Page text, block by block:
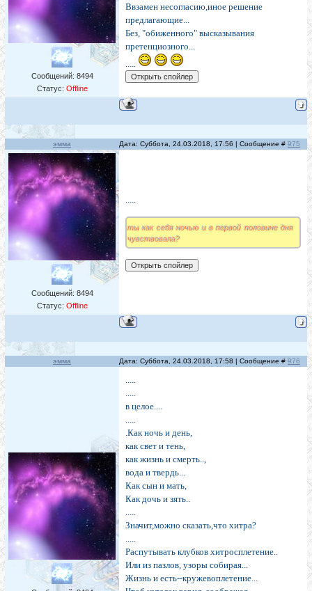
Сообщений: 8494
Статус: Offline
Ввзамен несогласию,иное решение
предлагающие...
Без, "обиженного" высказывания
претенциозного...
.....
эмма Дата: Суббота, 24.03.2018, 17:56 | Сообщение # 975
Сообщений: 8494
Статус: Offline
.....
ты как себя ночью и в первой половине дня
чувствовала?
эмма Дата: Суббота, 24.03.2018, 17:58 | Сообщение # 976
.....
.....
в целое....
.....
.Как ночь и день,
как свет и тень,
как жизнь и смерть..,
вода и твердь...
Как сын и мать,
Как дочь и зять..
.....
Значит,можно сказать,что хитра?
.....
Распутывать клубков хитросплетение..
Или из пазлов, узоры собирая...
Жизнь и есть--кружевоплетение...